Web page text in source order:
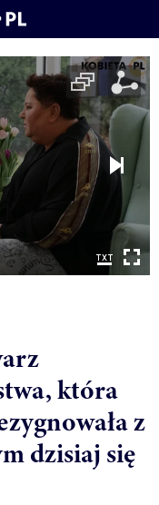
która
z
dzisiaj się